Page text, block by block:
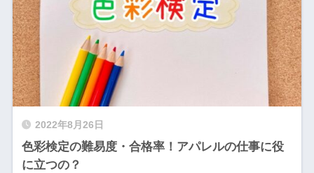
2022年8月26日
色彩検定の難易度・合格率！アパレルの仕事に役
に立つの？